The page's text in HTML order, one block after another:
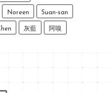
Noreen Suan-san
灰藍 阿嗅